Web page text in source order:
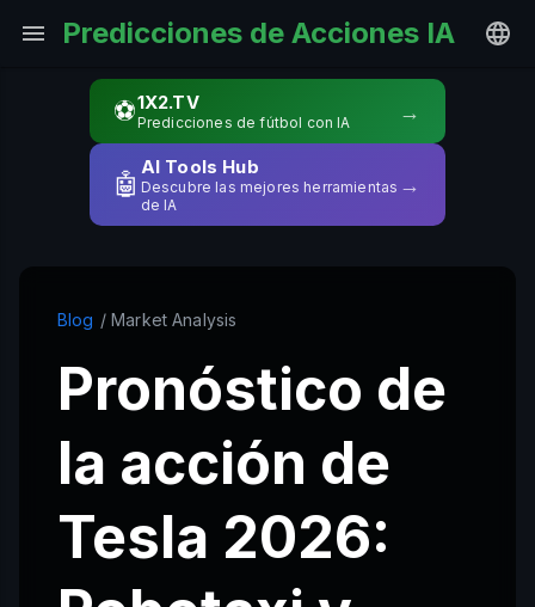
Predicciones de Acciones IA
⚽1X2.TV
Predicciones de fútbol con IA →
🤖
AI Tools Hub
Descubre las mejores herramientas
de IA
→
Blog / Market Analysis
Pronóstico de
la acción de
Tesla 2026: